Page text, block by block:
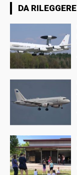
DA RILEGGERE